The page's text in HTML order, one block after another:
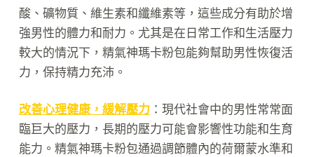
酸、礦物質、維生素和纖維素等，這些成分有助於增
強男性的體力和耐力。尤其是在日常工作和生活壓力
較大的情況下，精氣神瑪卡粉包能夠幫助男性恢復活
力，保持精力充沛。
改善心理健康，緩解壓力 ：現代社會中的男性常常面
臨巨大的壓力，長期的壓力可能會影響性功能和生育
能力。精氣神瑪卡粉包通過調節體內的荷爾蒙水準和